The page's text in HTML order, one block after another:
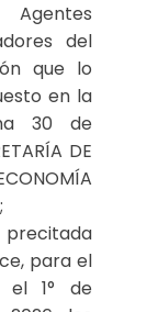
del
que lo
en la
30 de
DE
para el
el 1° de